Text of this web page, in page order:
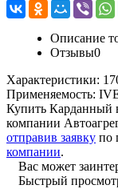
Описание
Отзывы0
Характеристики:
Применяемость:
Купить Карданный
компании
отправив заявку по
компании.
Вас может
Быстрый